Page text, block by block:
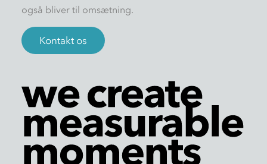
også bliver til omsætning.
Kontakt os